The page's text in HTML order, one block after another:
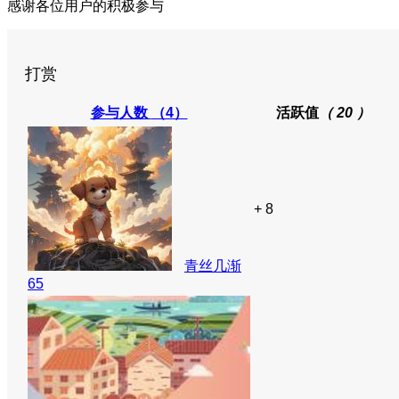
感谢各位用户的积极参与
打赏
参与人数 （4） 活跃值（ 20 ）
青丝几渐
65
+ 8